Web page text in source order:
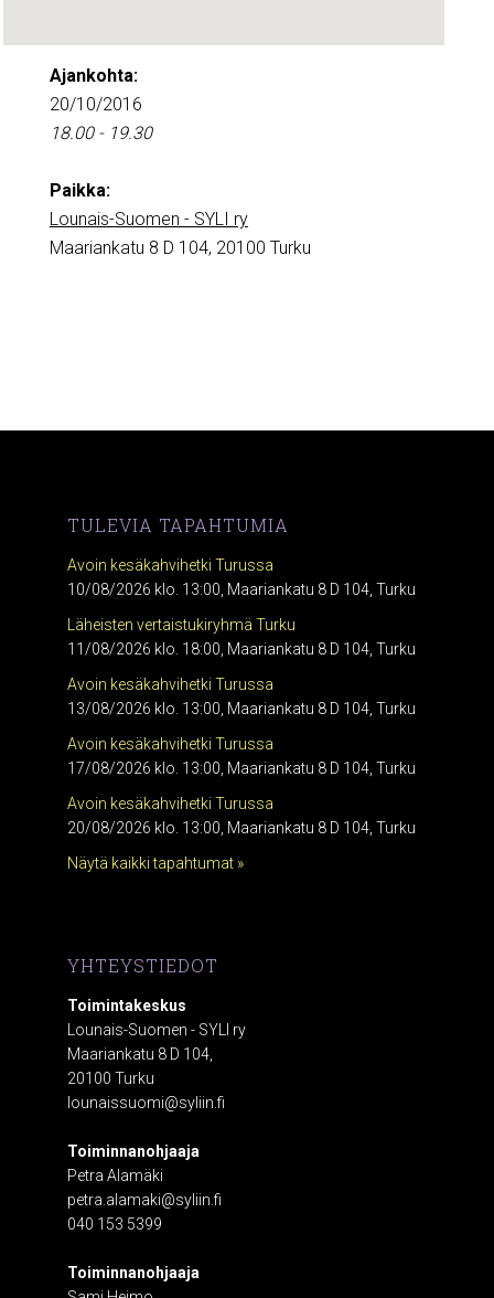
Ajankohta:
20/10/2016
18.00 - 19.30
Paikka:
Lounais-Suomen - SYLI ry
Maariankatu 8 D 104, 20100 Turku
TULEVIA TAPAHTUMIA
Avoin kesäkahvihetki Turussa
10/08/2026 klo. 13:00, Maariankatu 8 D 104, Turku
Läheisten vertaistukiryhmä Turku
11/08/2026 klo. 18:00, Maariankatu 8 D 104, Turku
Avoin kesäkahvihetki Turussa
13/08/2026 klo. 13:00, Maariankatu 8 D 104, Turku
Avoin kesäkahvihetki Turussa
17/08/2026 klo. 13:00, Maariankatu 8 D 104, Turku
Avoin kesäkahvihetki Turussa
20/08/2026 klo. 13:00, Maariankatu 8 D 104, Turku
Näytä kaikki tapahtumat »
YHTEYSTIEDOT
Toimintakeskus
Lounais-Suomen - SYLI ry
Maariankatu 8 D 104,
20100 Turku
lounaissuomi@syliin.fi
Toiminnanohjaaja
Petra Alamäki
petra.alamaki@syliin.fi
040 153 5399
Toiminnanohjaaja